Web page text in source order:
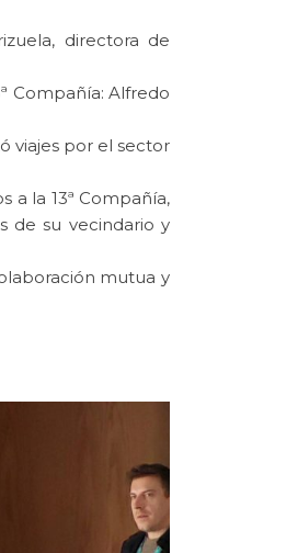
directora de
Compañía: Alfredo
viajes por el sector
a la 13ª Compañía,
de su vecindario y
mutua y